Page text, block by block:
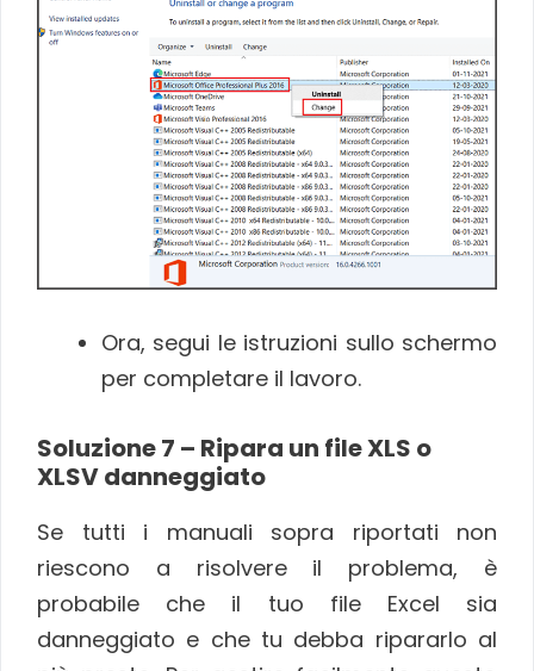
Ora, segui le istruzioni sullo schermo
per completare il lavoro.
Soluzione 7 – Ripara un file XLS o
XLSV danneggiato
Se tutti i manuali sopra riportati non
riescono a risolvere il problema, è
probabile che il tuo file Excel sia
danneggiato e che tu debba ripararlo al